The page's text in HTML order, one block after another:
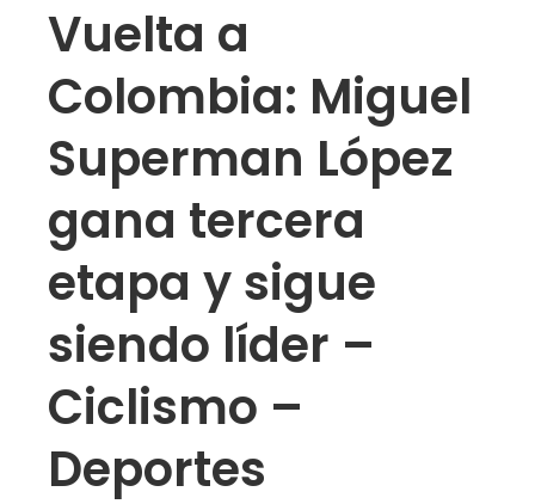
Vuelta a
Colombia: Miguel
Superman López
gana tercera
etapa y sigue
siendo líder –
Ciclismo –
Deportes